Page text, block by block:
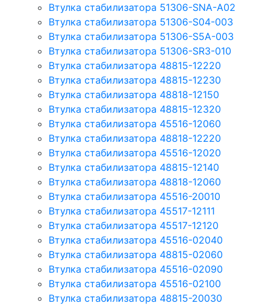
Втулка стабилизатора 51306-SNA-A02
Втулка стабилизатора 51306-S04-003
Втулка стабилизатора 51306-S5A-003
Втулка стабилизатора 51306-SR3-010
Втулка стабилизатора 48815-12220
Втулка стабилизатора 48815-12230
Втулка стабилизатора 48818-12150
Втулка стабилизатора 48815-12320
Втулка стабилизатора 45516-12060
Втулка стабилизатора 48818-12220
Втулка стабилизатора 45516-12020
Втулка стабилизатора 48815-12140
Втулка стабилизатора 48818-12060
Втулка стабилизатора 45516-20010
Втулка стабилизатора 45517-12111
Втулка стабилизатора 45517-12120
Втулка стабилизатора 45516-02040
Втулка стабилизатора 48815-02060
Втулка стабилизатора 45516-02090
Втулка стабилизатора 45516-02100
Втулка стабилизатора 48815-20030